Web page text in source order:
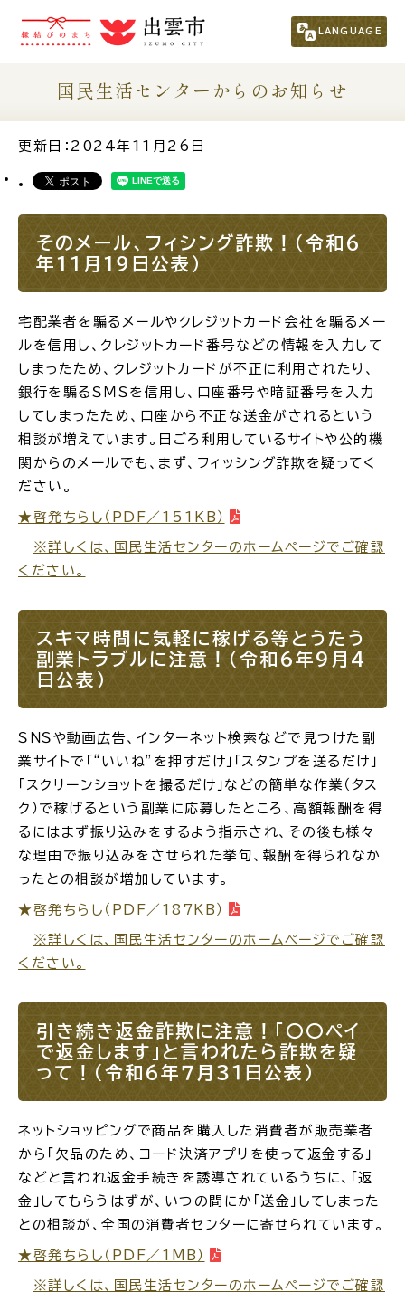
LANGUAGE
市民の方 （くらし・行政・議会）
事業者の方
観光される方
移住・定住をお考えの方
For Foreigners
外国人の方へ
新着情報一覧
ふるさと納税
場面 から探す
引っ越し 就職・転職・退職
高齢者・介護 病気・ケガ
目的から探す
届出・手続・申請
国民生活センターからのお知らせ
更新日：2024年11月26日
そのメール、フィシング詐欺！（令和6
年11月１９日公表）
宅配業者を騙るメールやクレジットカード会社を騙るメー
ルを信用し、クレジットカード番号などの情報を入力して
しまったため、クレジットカードが不正に利用されたり、
銀行を騙るＳＭＳを信用し、口座番号や暗証番号を入力
してしまったため、口座から不正な送金がされるという
相談が増えています。日ごろ利用しているサイトや公的機
関からのメールでも、まず、フィッシング詐欺を疑ってく
ださい。
★啓発ちらし（PDF／151KB）
※詳しくは、国民生活センターのホームページでご確認
ください。
スキマ時間に気軽に稼げる等とうたう
副業トラブルに注意！（令和6年9月4
日公表）
ＳＮＳや動画広告、インターネット検索などで見つけた副
業サイトで「“いいね”を押すだけ」「スタンプを送るだけ」
「スクリーンショットを撮るだけ」などの簡単な作業（タス
ク）で稼げるという副業に応募したところ、高額報酬を得
るにはまず振り込みをするよう指示され、その後も様々
な理由で振り込みをさせられた挙句、報酬を得られなか
ったとの相談が増加しています。
★啓発ちらし（PDF／187KB）
※詳しくは、国民生活センターのホームページでご確認
ください。
引き続き返金詐欺に注意！「〇〇ペイ
で返金します」と言われたら詐欺を疑
って！（令和6年７月３１日公表）
ネットショッピングで商品を購入した消費者が販売業者
から「欠品のため、コード決済アプリを使って返金する」
などと言われ返金手続きを誘導されているうちに、「返
金」してもらうはずが、いつの間にか「送金」してしまった
との相談が、全国の消費者センターに寄せられています。
★啓発ちらし（PDF／1MB）
※詳しくは、国民生活センターのホームページでご確認